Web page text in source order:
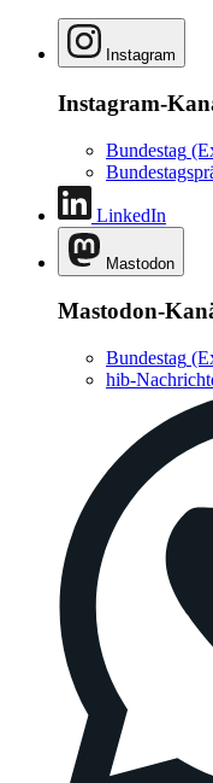
Instagram
Instagram-
Bundestag
LinkedIn
Mastodon
Mastodon-
Bundestag
hib-